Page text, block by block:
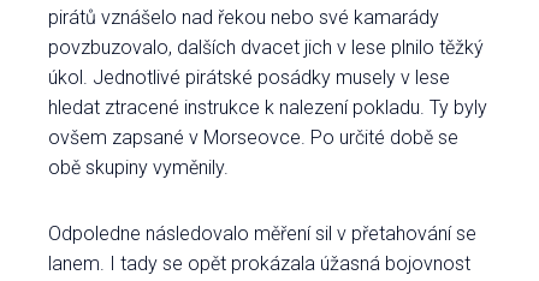
pirátů vznášelo nad řekou nebo své kamarády
povzbuzovalo, dalších dvacet jich v lese plnilo těžký
úkol. Jednotlivé pirátské posádky musely v lese
hledat ztracené instrukce k nalezení pokladu. Ty byly
ovšem zapsané v Morseovce. Po určité době se
obě skupiny vyměnily.
Odpoledne následovalo měření sil v přetahování se
lanem. I tady se opět prokázala úžasná bojovnost